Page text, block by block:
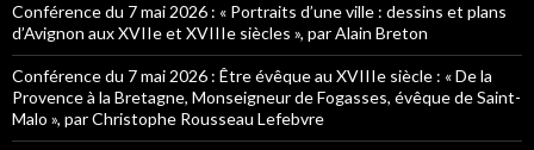
:
Conférence du 7 mai 2026 : « Portraits d’une ville : dessins et plans
d’Avignon aux XVIIe et XVIIIe siècles », par Alain Breton
Conférence du 7 mai 2026 : Être évêque au XVIIIe siècle : « De la
Provence à la Bretagne, Monseigneur de Fogasses, évêque de Saint-
Malo », par Christophe Rousseau Lefebvre